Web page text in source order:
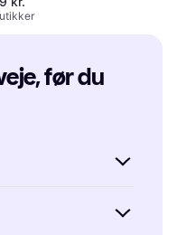
før du
og niveau.